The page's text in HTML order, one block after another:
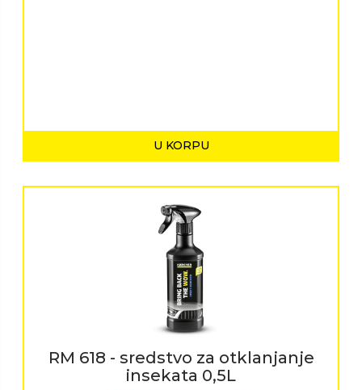
U KORPU
RM 618 - sredstvo za otklanjanje
insekata 0,5L